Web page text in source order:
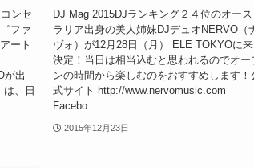
ンセ
“ファ
ート
が出
は、日
DJ Mag 2015DJランキング２４位のオース
ラリア出身の美人姉妹DJデュオNERVO（
ヴォ）が12月28日（月） ELE TOKYOに来
決定！当日は相当込むと思われるのでオー
ンの時間から楽しむのをおすすめします！
式サイト http://www.nervomusic.com
Facebo...
2015年12月23日